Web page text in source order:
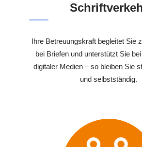
Ihre Betreuungskraft begleitet Sie
bei Briefen und unterstützt Sie
digitaler Medien – so bleiben Sie
und selbstständig.